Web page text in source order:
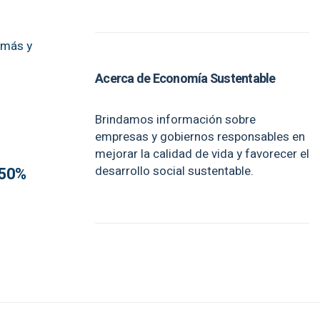
y
Acerca de Economía Sustentable
Brindamos información sobre
empresas y gobiernos responsables en
mejorar la calidad de vida y favorecer el
desarrollo social sustentable.